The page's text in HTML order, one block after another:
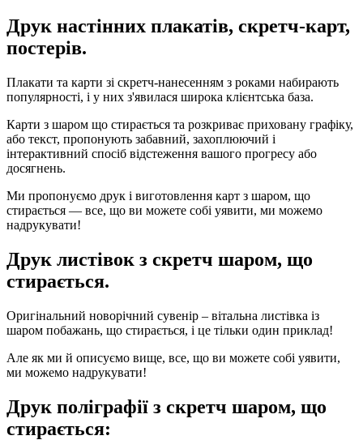
Друк настінних плакатів, скретч-карт,
постерів.
Плакати та карти зі скретч-нанесенням з роками набирають
популярності, і у них з'явилася широка клієнтська база.
Карти з шаром що стирається та розкриває приховану графіку,
або текст, пропонують забавний, захоплюючий і
інтерактивний спосіб відстеження вашого прогресу або
досягнень.
Ми пропонуємо друк і виготовлення карт з шаром, що
стирається — все, що ви можете собі уявити, ми можемо
надрукувати!
Друк листівок з скретч шаром, що
стирається.
Оригінальний новорічний сувенір – вітальна листівка із
шаром побажань, що стирається, і це тільки один приклад!
Але як ми й описуємо вище, все, що ви можете собі уявити,
ми можемо надрукувати!
Друк поліграфії з скретч шаром, що
стирається: